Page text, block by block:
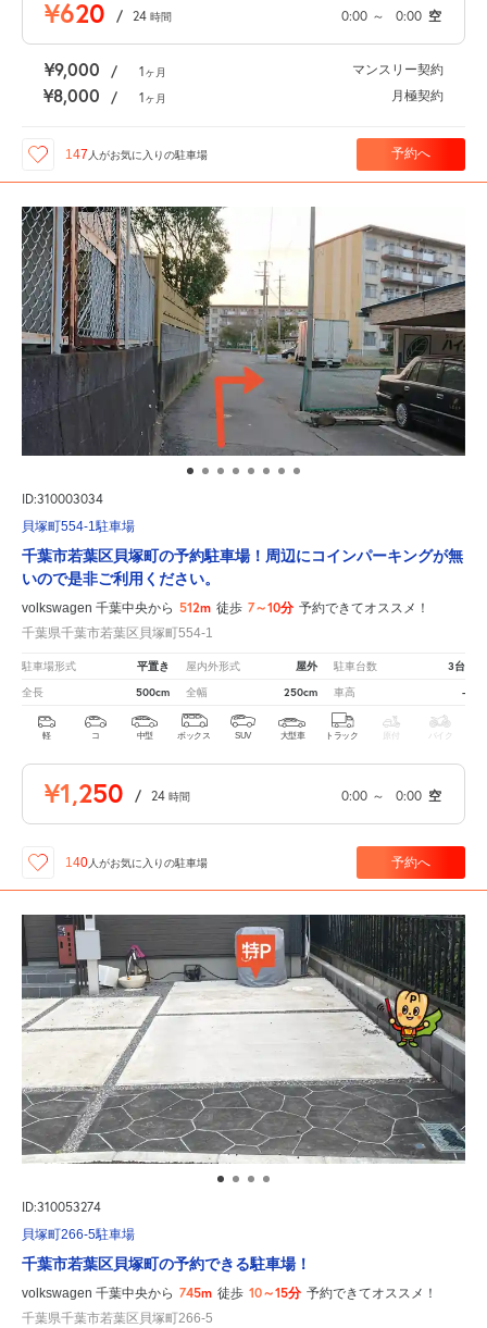
¥620 / 24 時間 0:00 ～ 0:00 空
¥9,000 / 1ヶ月 マンスリー契約
¥8,000 / 1ヶ月 月極契約
147 人がお気に入りの駐車場 予約へ
ID:310003034
貝塚町554-1駐車場
千葉市若葉区貝塚町の予約駐車場！周辺にコインパーキングが無
いので是非ご利用ください。
volkswagen 千葉中央から 512m 徒歩 7～10分 予約できてオススメ！
千葉県千葉市若葉区貝塚町554-1
駐車場形式 平置き 屋内外形式 屋外 駐車台数 3台
全長 500cm 全幅 250cm 車高 -
軽 コ 中型 ボックス SUV 大型車 トラック 原付 バイク
¥1,250 / 24 時間 0:00 ～ 0:00 空
140人がお気に入りの駐車場 予約へ
ID:310053274
貝塚町266-5駐車場
千葉市若葉区貝塚町の予約できる駐車場！
volkswagen 千葉中央から 745m 徒歩 10～15分 予約できてオススメ！
千葉県千葉市若葉区貝塚町266-5